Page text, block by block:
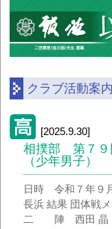
クラブ活動案内
[2025.9.30]
相撲部 第７９
（少年男子）
日時 令和７年９
長浜 結果 団体戦
二 陣 西田 晶